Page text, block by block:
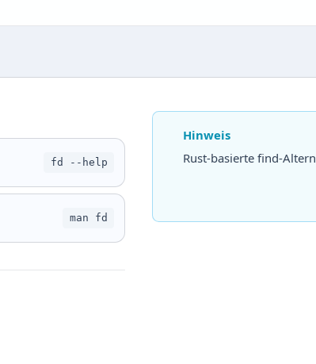
fd --help
man fd
Hinweis
Rust-basierte find-